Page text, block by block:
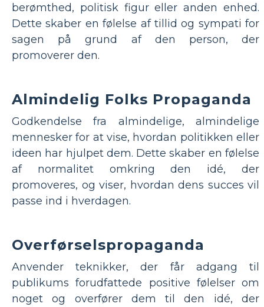
berømthed, politisk figur eller anden enhed.
Dette skaber en følelse af tillid og sympati for
sagen på grund af den person, der
promoverer den.
Almindelig Folks Propaganda
Godkendelse fra almindelige, almindelige
mennesker for at vise, hvordan politikken eller
ideen har hjulpet dem. Dette skaber en følelse
af normalitet omkring den idé, der
promoveres, og viser, hvordan dens succes vil
passe ind i hverdagen.
Overførselspropaganda
Anvender teknikker, der får adgang til
publikums forudfattede positive følelser om
noget og overfører dem til den idé, der